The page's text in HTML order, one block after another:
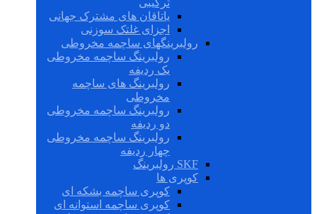
ترکیبی
یاتاقان های مشترک جهانی
اجزای غلتک سوزنی
رولبرینگهای ساچمه مخروطی
رولبرینگ ساچمه مخروطی
یک ردیفه
رولبرینگ های ساچمه
مخروطی
رولبرینگ ساچمه مخروطی
دو ردیفه
رولبرینگ ساچمه مخروطی
چهار ردیفه
SKF رولبرینگ
کوپری ها
کوپری ساچمه بشکه ای
کوپری ساچمه استوانه ای